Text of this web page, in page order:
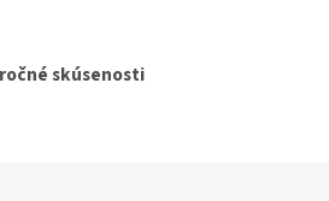
skúsenosti